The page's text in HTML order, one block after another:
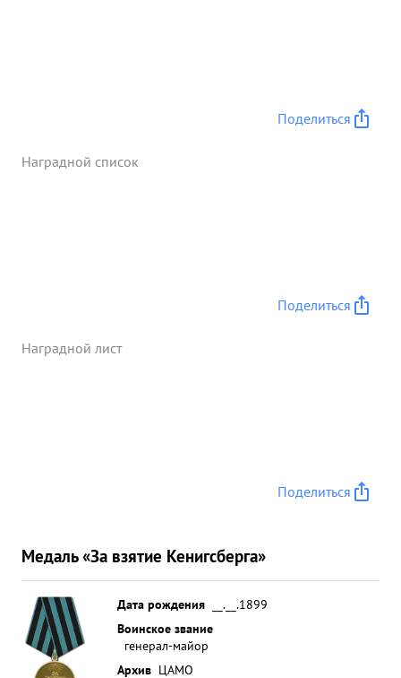
Поделиться
Наградной список
Поделиться
Наградной лист
Поделиться
Медаль «За взятие Кенигсберга»
Дата рождения
__.__.1899
Воинское звание
генерал-майор
Архив ЦАМО